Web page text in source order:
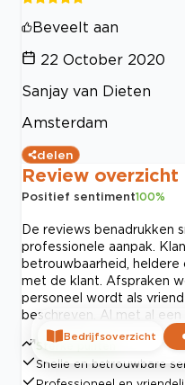
Beveelt aan
22 October 2020
Sanjay van Dieten
Amsterdam
delen
Review overzicht
Positief sentiment100%
De reviews benadrukken
professionele aanpak.
betrouwbaarheid,
met de klant. Afspraken
personeel wordt als
beschreven. Al met al een
Sterke punten
Snelle en betrouwbare
Bedrijfsoverzicht